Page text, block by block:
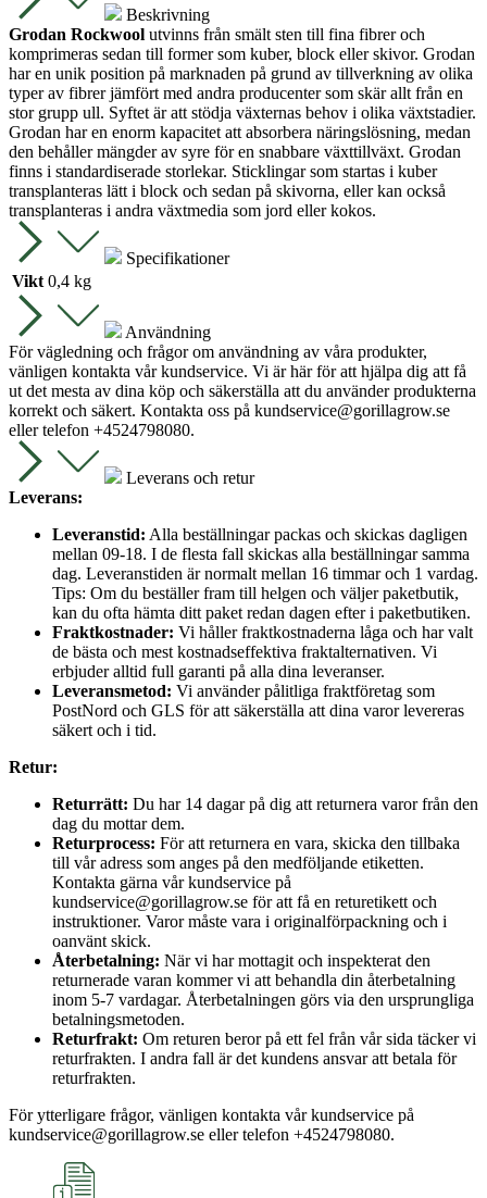
Beskrivning
Grodan Rockwool utvinns från smält sten till fina fibrer och
komprimeras sedan till former som kuber, block eller skivor. Grodan
har en unik position på marknaden på grund av tillverkning av olika
typer av fibrer jämfört med andra producenter som skär allt från en
stor grupp ull. Syftet är att stödja växternas behov i olika växtstadier.
Grodan har en enorm kapacitet att absorbera näringslösning, medan
den behåller mängder av syre för en snabbare växttillväxt. Grodan
finns i standardiserade storlekar. Sticklingar som startas i kuber
transplanteras lätt i block och sedan på skivorna, eller kan också
transplanteras i andra växtmedia som jord eller kokos.
Specifikationer
Vikt 0,4 kg
Användning
För vägledning och frågor om användning av våra produkter,
vänligen kontakta vår kundservice. Vi är här för att hjälpa dig att få
ut det mesta av dina köp och säkerställa att du använder produkterna
korrekt och säkert. Kontakta oss på kundservice@gorillagrow.se
eller telefon +4524798080.
Leverans och retur
Leverans:
Leveranstid: Alla beställningar packas och skickas dagligen
mellan 09-18. I de flesta fall skickas alla beställningar samma
dag. Leveranstiden är normalt mellan 16 timmar och 1 vardag.
Tips: Om du beställer fram till helgen och väljer paketbutik,
kan du ofta hämta ditt paket redan dagen efter i paketbutiken.
Fraktkostnader: Vi håller fraktkostnaderna låga och har valt
de bästa och mest kostnadseffektiva fraktalternativen. Vi
erbjuder alltid full garanti på alla dina leveranser.
Leveransmetod: Vi använder pålitliga fraktföretag som
PostNord och GLS för att säkerställa att dina varor levereras
säkert och i tid.
Retur:
Returrätt: Du har 14 dagar på dig att returnera varor från den
dag du mottar dem.
Returprocess: För att returnera en vara, skicka den tillbaka
till vår adress som anges på den medföljande etiketten.
Kontakta gärna vår kundservice på
kundservice@gorillagrow.se för att få en returetikett och
instruktioner. Varor måste vara i originalförpackning och i
oanvänt skick.
Återbetalning: När vi har mottagit och inspekterat den
returnerade varan kommer vi att behandla din återbetalning
inom 5-7 vardagar. Återbetalningen görs via den ursprungliga
betalningsmetoden.
Returfrakt: Om returen beror på ett fel från vår sida täcker vi
returfrakten. I andra fall är det kundens ansvar att betala för
returfrakten.
För ytterligare frågor, vänligen kontakta vår kundservice på
kundservice@gorillagrow.se eller telefon +4524798080.